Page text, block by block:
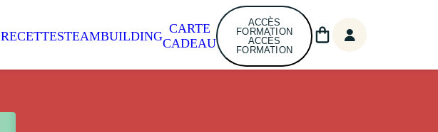
RECETTESTEAMBUILDING
CARTE
CADEAU
ACCÈS
FORMATION
ACCÈS
FORMATION